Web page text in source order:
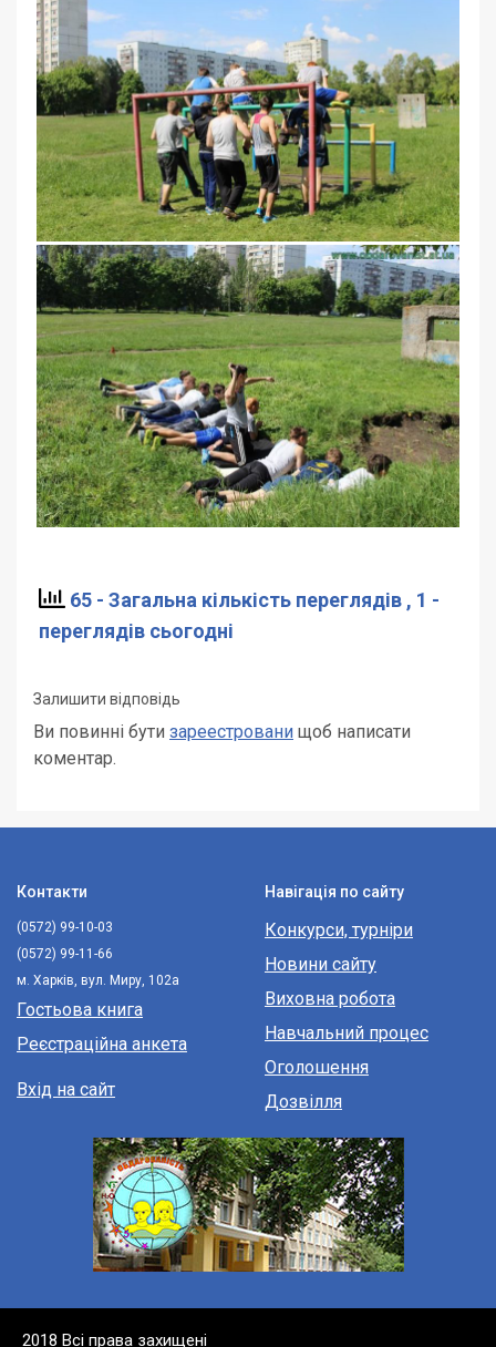
65 - Загальна кількість переглядів , 1 -
переглядів сьогодні
Залишити відповідь
Ви повинні бути зареестровани щоб написати
коментар.
Навігація по сайту
Конкурси, турніри
Новини сайту
Виховна робота
Навчальний процес
Оголошення
Дозвілля
Контакти
(0572) 99-10-03
(0572) 99-11-66
м. Харків, вул. Миру, 102а
Гостьова книга
Реєстраційна анкета
Вхід на сайт
2018 Всі права захищені